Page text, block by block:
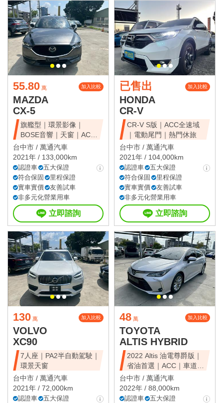
55.80 萬 加入比較
MAZDA
CX-5
旗艦型｜環景影像｜
BOSE音響｜天窗｜ACC
全速域｜質感休旅
台中市 / 萬通汽車
2021年 / 133,000km
認證車
五大保證
符合保固
里程保證
實車實價
友善試車
非多元化營業用車
立即諮詢
已售出 加入比較
HONDA
CR-V
CR-V S版｜ACC全速域
｜電動尾門｜熱門休旅
台中市 / 萬通汽車
2021年 / 104,000km
認證車
五大保證
符合保固
里程保證
實車實價
友善試車
非多元化營業用車
立即諮詢
130 萬 加入比較
VOLVO
XC90
7人座｜PA2半自動駕駛｜
環景天窗
台中市 / 萬通汽車
2021年 / 72,000km
認證車
五大保證
48 萬 加入比較
TOYOTA
ALTIS HYBRID
2022 Altis 油電尊爵版｜
省油首選｜ACC｜車道維
持
台中市 / 萬通汽車
2022年 / 88,000km
認證車
五大保證